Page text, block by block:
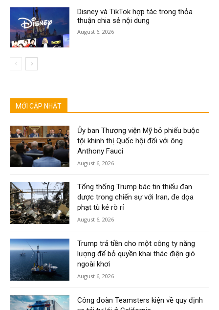
Disney và TikTok hợp tác trong thỏa
thuận chia sẻ nội dung
August 6, 2026
MỚI CẬP NHẬT
Ủy ban Thượng viện Mỹ bỏ phiếu buộc
tội khinh thị Quốc hội đối với ông
Anthony Fauci
August 6, 2026
Tổng thống Trump bác tin thiếu đạn
dược trong chiến sự với Iran, đe dọa
phạt tù kẻ rò rỉ
August 6, 2026
Trump trả tiền cho một công ty năng
lượng để bỏ quyền khai thác điện gió
ngoài khơi
August 6, 2026
Công đoàn Teamsters kiện về quy định